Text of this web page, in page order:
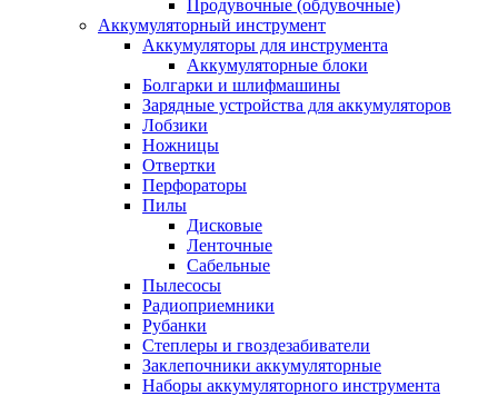
Продувочные (обдувочные)
Аккумуляторный инструмент
Аккумуляторы для инструмента
Аккумуляторные блоки
Болгарки и шлифмашины
Зарядные устройства для аккумуляторов
Лобзики
Ножницы
Отвертки
Перфораторы
Пилы
Дисковые
Ленточные
Сабельные
Пылесосы
Радиоприемники
Рубанки
Степлеры и гвоздезабиватели
Заклепочники аккумуляторные
Наборы аккумуляторного инструмента